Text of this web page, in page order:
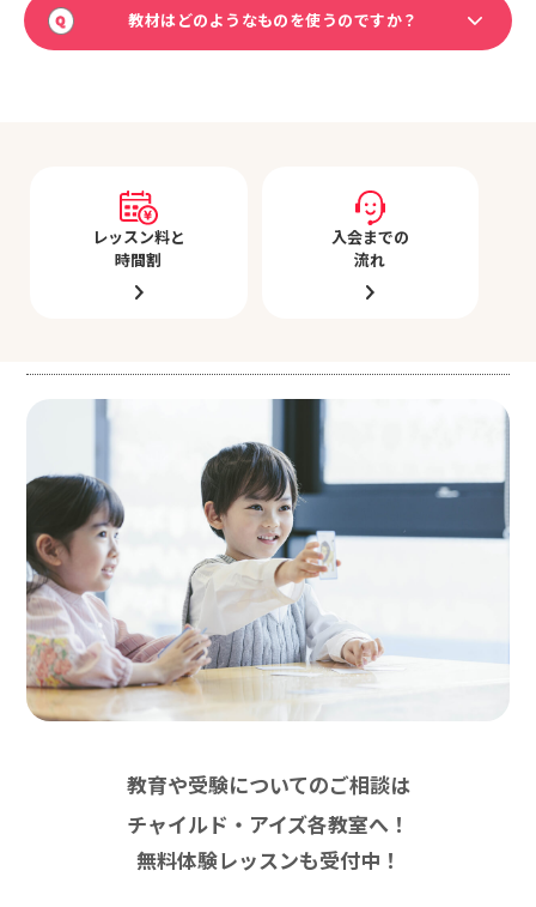
教材はどのようなものを使うのですか？
レッスン料と
時間割
入会までの
流れ
教育や受験についてのご相談は
チャイルド・アイズ各教室へ！
無料体験レッスンも受付中！